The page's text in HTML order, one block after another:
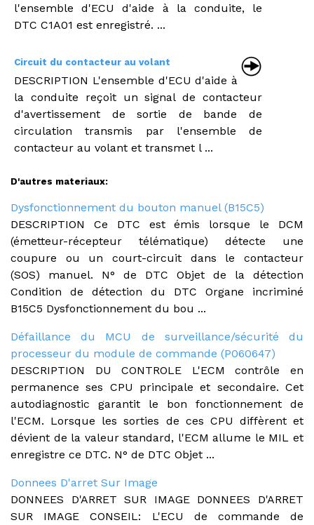
l'ensemble d'ECU d'aide à la conduite, le
DTC C1A01 est enregistré. ...
Circuit du contacteur au volant
DESCRIPTION L'ensemble d'ECU d'aide à
la conduite reçoit un signal de contacteur
d'avertissement de sortie de bande de
circulation transmis par l'ensemble de
contacteur au volant et transmet l ...
D'autres materiaux:
Dysfonctionnement du bouton manuel (B15C5)
DESCRIPTION Ce DTC est émis lorsque le DCM
(émetteur-récepteur télématique) détecte une
coupure ou un court-circuit dans le contacteur
(SOS) manuel. N° de DTC Objet de la détection
Condition de détection du DTC Organe incriminé
B15C5 Dysfonctionnement du bou ...
Défaillance du MCU de surveillance/sécurité du
processeur du module de commande (P060647)
DESCRIPTION DU CONTROLE L'ECM contrôle en
permanence ses CPU principale et secondaire. Cet
autodiagnostic garantit le bon fonctionnement de
l'ECM. Lorsque les sorties de ces CPU diffèrent et
dévient de la valeur standard, l'ECM allume le MIL et
enregistre ce DTC. N° de DTC Objet ...
Donnees D'arret Sur Image
DONNEES D'ARRET SUR IMAGE DONNEES D'ARRET
SUR IMAGE CONSEIL: L'ECU de commande de